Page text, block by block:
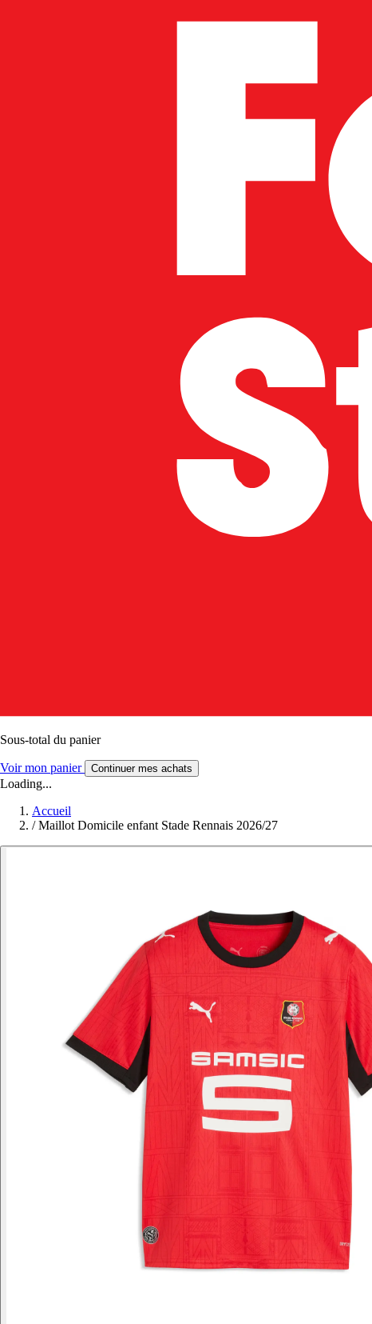
Sous-total du panier
Voir mon panier Continuer mes achats
Loading...
Accueil
/ Maillot Domicile enfant Stade Rennais 2026/27